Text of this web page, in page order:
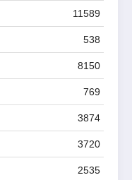
11589
538
8150
769
3874
3720
2535